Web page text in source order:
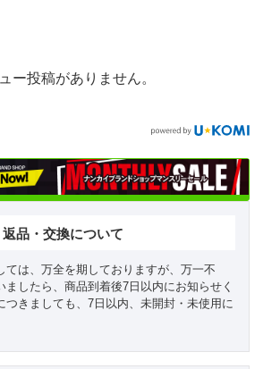
ー投稿がありません。
返品・交換について
ては、万全を期しておりますが、万一不
ましたら、商品到着後7日以内にお知らせく
つきましても、7日以内、未開封・未使用に